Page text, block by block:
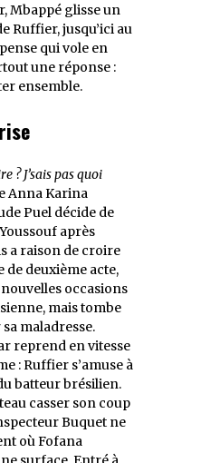
Mbappé glisse un
Ruffier, jusqu’ici au
qui vole en
une réponse :
ensemble.
? J’sais pas quoi
Anna Karina
Puel décide de
après
a raison de croire
de deuxième acte,
occasions
mais tombe
maladresse.
reprend en vitesse
: Ruffier s’amuse à
batteur brésilien.
casser son coup
Buquet ne
où Fofana